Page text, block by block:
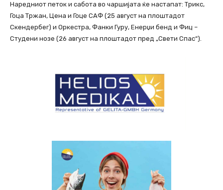
Наредниот петок и сабота во чаршијата ќе настапат: Трикс,
Гоца Тржан, Цена и Гоце САФ (25 август на плоштадот
Скендербег) и Оркестра, Фанки Гуру, Енерџи бенд и Фиц –
Студени нозе (26 август на плоштадот пред „Свети Спас“).